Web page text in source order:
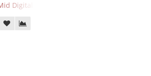
Digital Pink